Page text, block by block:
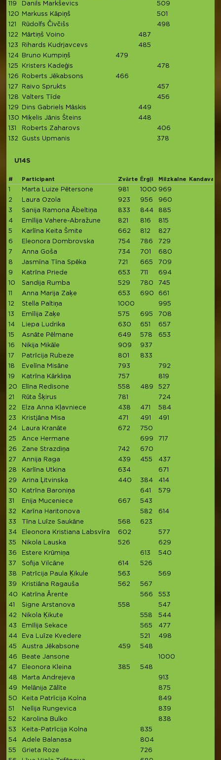
119
Danils Markševics 509
120
Markuss Kāpiņš 501
121
Rūdolfs Čivčišs 498
122
Mārtiņš Voino 487
123
Rihards Kudrjavcevs 485
124
Bruno Kumpiņš 479
125
Kristers Kadeģis 478
126
Roberts Jēkabsons 466
127
Raivo Sprukts 457
128
Valters Tīde 456
129
Dins Gabriels Māskis 449
130
Miķelis Jānis Šteins 448
131
Roberts Zaharovs 406
132
Gusts Upmanis 378
U14S
# Participant Zvārte Ērgļi Milzkalne Kandava
Marta Luize Pētersone 981 1000 969
2
Laura Ozola 923 956 960
3
Sanija Ramona Ābeltiņa 833 844 885
4
Emīlija Vahere-Abražune 821 816 815
5
Karlīna Keita Šmite 662 812 827
6
Eleonora Dombrovska 754 786 729
7
Anna Goša 734 701 680
8
Jasmīna Tīna Spēka 721 665 709
9
Katrīna Priede 653 711 694
10
Sandija Rumba 529 780 745
Anna Marija Zaķe 653 690 661
12
Stella Paltiņa 1000 995
13
Emīlija Zaķe 575 695 708
14
Liepa Ludrika 630 651 657
15
Asnāte Pēlmane 649 578 653
16
Nikija Mikāle 909 937
17
Patrīcija Rubeze 801 833
18
Evelīna Misāne 793 792
19
Katrīna Kārkliņa 757 819
20
Elīna Redisone 558 489 527
21
Rūta Šķirus 781 724
22
Elza Anna Kļavniece 438 471 584
23
Kristjāna Misa 471 491 491
24
Laura Kranāte 672 750
25
Ance Hermane 699 717
26
Zane Strazdiņa 742 670
27
Annija Raga 439 455 437
28
Karlīna Utkina 634 671
29
Arina Ļitvinska 440 384 414
30
Katrīna Baroniņa 641 579
31
Enija Muceniece 667 543
32
Karīna Haritonova 582 614
33
Tīna Luīze Saukāne 568 623
34
Eleonora Kristiana Labsvīra 602 577
35
Nikola Lauska 526 629
36
Estere Krūmiņa 613 540
37
Sofija Vilcāne 614 526
38
Patrīcija Paula Ķikule 563 569
39
Kristiāna Ragauša 562 567
40
Katrīna Ārente 566 553
41
Signe Arstanova 558 547
42
Nikola Ķikute 558 544
43
Emīlija Sekace 565 477
44
Eva Luīze Kvedere 521 498
45
Austra Jēkabsone 459 548
46
Beate Jansone 1000
47
Eleonora Kleina 385 548
48
Marta Andrejeva 913
49
Melānija Zālīte 875
50
Keita Patrīcija Kolna 849
51
Nellija Rungevica 839
52
Karolina Bulko 838
53
Keita-Patrīcija Kolna 835
54
Adele Balanasa 804
55
Grieta Roze 726